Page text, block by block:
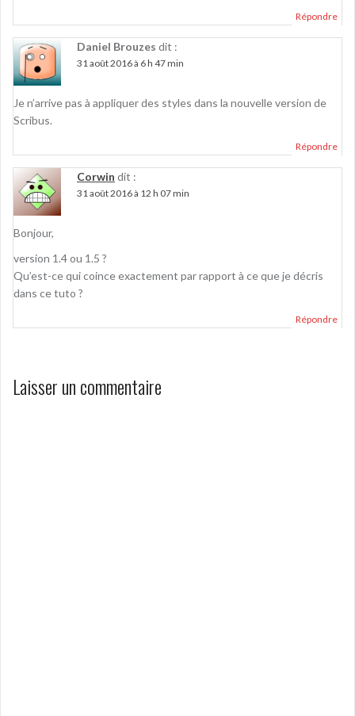
Répondre
Daniel Brouzes dit :
31 août 2016 à 6 h 47 min
Je n’arrive pas à appliquer des styles dans la nouvelle version de
Scribus.
Répondre
Corwin dit :
31 août 2016 à 12 h 07 min
Bonjour,
version 1.4 ou 1.5 ?
Qu’est-ce qui coince exactement par rapport à ce que je décris
dans ce tuto ?
Répondre
Laisser un commentaire